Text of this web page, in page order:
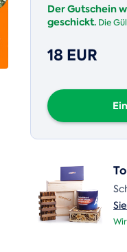
Der Gutschein
geschickt. Die
18 EUR